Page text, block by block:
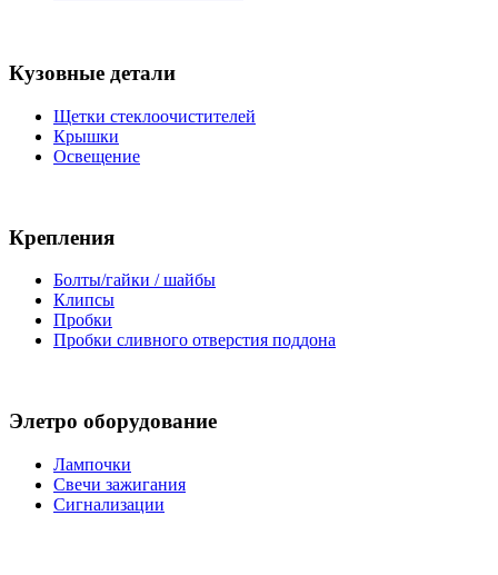
Кузовные детали
Щетки стеклоочистителей
Крышки
Освещение
Крепления
Болты/гайки / шайбы
Клипсы
Пробки
Пробки сливного отверстия поддона
Элетро оборудование
Лампочки
Свечи зажигания
Сигнализации